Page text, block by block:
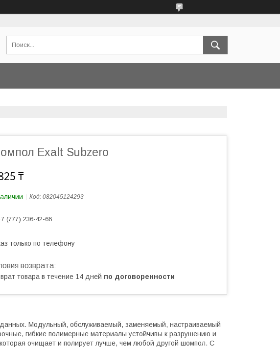
Exalt Subzero
₸
Код: 082045124293
(777) 236-42-66
только по телефону
товара в течение 14 дней по договоренности
Модульный, обслуживаемый, заменяемый, настраиваемый
гибкие полимерные материалы устойчивы к разрушению и
очищает и полирует лучше, чем любой другой шомпол. С